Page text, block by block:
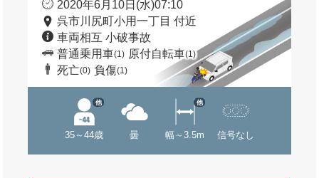
2020年6月10日(水)07:10
呉市川尻町小用一丁目 付近
車両相互 小破事故
普通乗用車(1) 原付自転車(1)
死亡(0) 負傷(1)
35～44歳
他
曇 幅～3.5m
他
信号なし